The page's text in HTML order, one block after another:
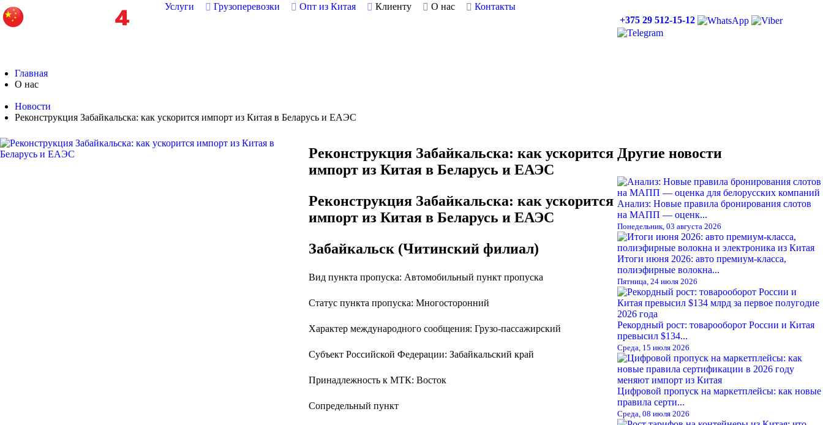
Услуги Грузоперевозки Опт из Китая Клиенту О нас
Контакты
+375 29 512-15-12
Главная
О нас
Новости
Реконструкция Забайкальска: как ускорится импорт из Китая в Беларусь и ЕАЭС
РеконструкцияЗабайкальска: как ускорится
импорт из Китая в Беларусь и ЕАЭС
Реконструкция Забайкальска: как ускорится
импорт из Китая в Беларусь и ЕАЭС
Забайкальск (Читинский филиал)
Вид пункта пропуска: Автомобильный пункт пропуска
Статус пункта пропуска: Многосторонний
Характер международного сообщения: Грузо-пассажирский
Субъект Российской Федерации: Забайкальский край
Принадлежность к МТК: Восток
Сопредельный пункт
Другие новости
Анализ: Новые правила бронирования слотов
на МАПП — оценк...
Понедельник, 03 августа 2026
Итоги июня 2026: авто премиум-класса,
полиэфирные волокна...
Пятница, 24 июля 2026
Рекордный рост: товарооборот России и Китая
превысил $134...
Среда, 15 июля 2026
Цифровой пропуск на маркетплейсы: как новые
правила серти...
Среда, 08 июля 2026